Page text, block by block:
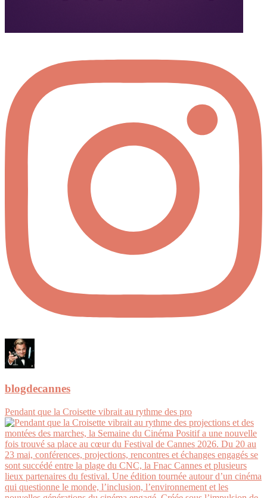
blogdecannes
Pendant que la Croisette vibrait au rythme des pro